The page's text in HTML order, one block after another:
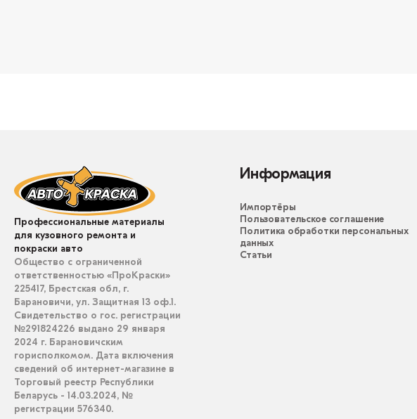
Профессиональные материалы
для кузовного ремонта и
покраски авто
Общество с ограниченной
ответственностью «ПроКраски»
225417, Брестская обл, г.
Барановичи, ул. Защитная 13 оф.1.
Свидетельство о гос. регистрации
№291824226 выдано 29 января
2024 г. Барановичским
горисполкомом. Дата включения
сведений об интернет-магазине в
Торговый реестр Республики
Беларусь - 14.03.2024, №
регистрации 576340.
Информация
Импортёры
Пользовательское соглашение
Политика обработки персональных
данных
Статьи